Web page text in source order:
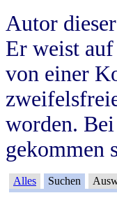
Autor
Er weist
von einer
worden.
gekommen
Alles Suchen